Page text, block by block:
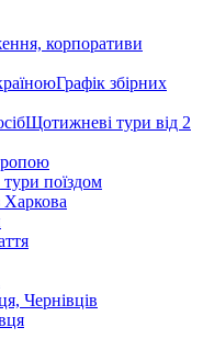
корпоративи
Графік збірних
Щотижневі тури від 2
поїздом
Харкова
Чернівців